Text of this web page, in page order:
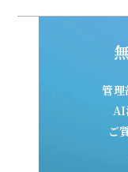
管理
AI
ご